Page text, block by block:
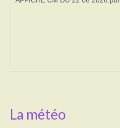
DECHETS VERTS
La météo